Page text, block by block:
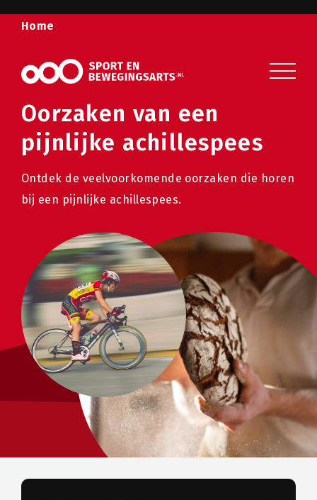
Home
Sport en beweging
Sport- en bewegingsklachten
Publicaties
Wist u dat?
Contact
Oorzaken van een
pijnlijke achillespees
Ontdek de veelvoorkomende oorzaken die horen
bij een pijnlijke achillespees.